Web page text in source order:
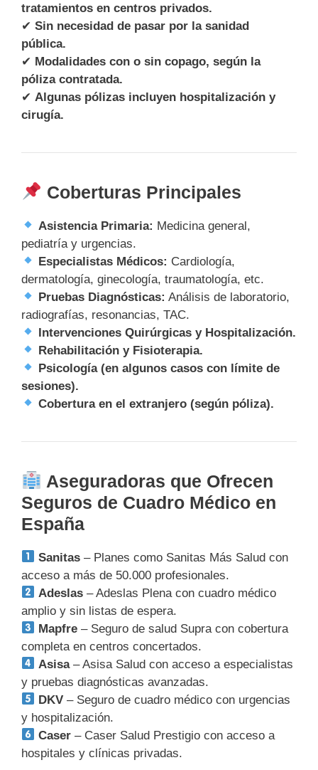
tratamientos en centros privados.
✔ Sin necesidad de pasar por la sanidad
pública.
✔ Modalidades con o sin copago, según la
póliza contratada.
✔ Algunas pólizas incluyen hospitalización y
cirugía.
Coberturas Principales
Asistencia Primaria: Medicina general,
pediatría y urgencias.
Especialistas Médicos: Cardiología,
dermatología, ginecología, traumatología, etc.
Pruebas Diagnósticas: Análisis de laboratorio,
radiografías, resonancias, TAC.
Intervenciones Quirúrgicas y Hospitalización.
Rehabilitación y Fisioterapia.
Psicología (en algunos casos con límite de
sesiones).
Cobertura en el extranjero (según póliza).
Aseguradoras que Ofrecen
Seguros de Cuadro Médico en
España
Sanitas – Planes como Sanitas Más Salud con
acceso a más de 50.000 profesionales.
Adeslas – Adeslas Plena con cuadro médico
amplio y sin listas de espera.
Mapfre – Seguro de salud Supra con cobertura
completa en centros concertados.
Asisa– Asisa Salud con acceso a especialistas
y pruebas diagnósticas avanzadas.
DKV – Seguro de cuadro médico con urgencias
y hospitalización.
Caser – Caser Salud Prestigio con acceso a
hospitales y clínicas privadas.